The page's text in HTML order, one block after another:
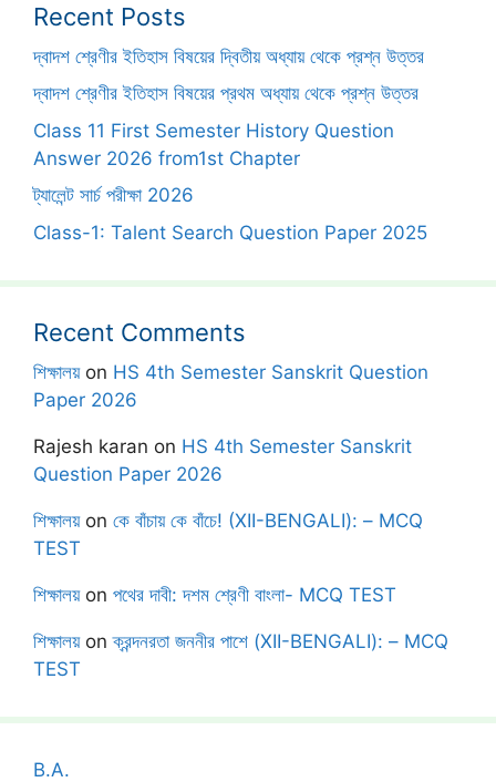
Recent Posts
দ্বাদশ শ্রেণীর ইতিহাস বিষয়ের দ্বিতীয় অধ্যায় থেকে প্রশ্ন উত্তর
দ্বাদশ শ্রেণীর ইতিহাস বিষয়ের প্রথম অধ্যায় থেকে প্রশ্ন উত্তর
Class 11 First Semester History Question
Answer 2026 from1st Chapter
ট্যালেন্ট সার্চ পরীক্ষা 2026
Class-1: Talent Search Question Paper 2025
Recent Comments
শিক্ষালয়on HS 4th Semester Sanskrit Question
Paper 2026
Rajesh karan on HS 4th Semester Sanskrit
Question Paper 2026
শিক্ষালয়on কে বাঁচায় কে বাঁচে! (XII-BENGALI): – MCQ
TEST
শিক্ষালয়on পথের দাবী: দশম শ্রেণী বাংলা- MCQ TEST
শিক্ষালয়onক্রন্দনরতা জননীর পাশে (XII-BENGALI): – MCQ
TEST
B.A.